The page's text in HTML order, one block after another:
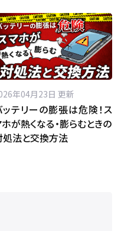
年04月23日 更新
ッテリーの膨張は危険！ス
が熱くなる・膨らむときの
処法と交換方法